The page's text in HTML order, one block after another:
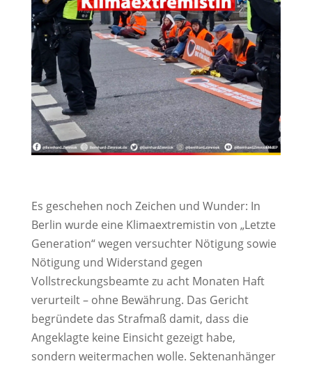
Es geschehen noch Zeichen und Wunder: In
Berlin wurde eine Klimaextremistin von „Letzte
Generation“ wegen versuchter Nötigung sowie
Nötigung und Widerstand gegen
Vollstreckungsbeamte zu acht Monaten Haft
verurteilt – ohne Bewährung. Das Gericht
begründete das Strafmaß damit, dass die
Angeklagte keine Einsicht gezeigt habe,
sondern weitermachen wolle. Sektenanhänger